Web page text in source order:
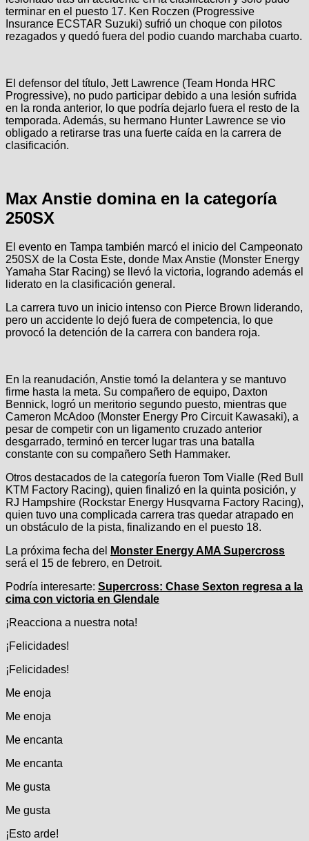
terminar en el puesto 17. Ken Roczen (Progressive
Insurance ECSTAR Suzuki) sufrió un choque con pilotos
rezagados y quedó fuera del podio cuando marchaba cuarto.
El defensor del título, Jett Lawrence (Team Honda HRC
Progressive), no pudo participar debido a una lesión sufrida
en la ronda anterior, lo que podría dejarlo fuera el resto de la
temporada. Además, su hermano Hunter Lawrence se vio
obligado a retirarse tras una fuerte caída en la carrera de
clasificación.
Max Anstie domina en la categoría
250SX
El evento en Tampa también marcó el inicio del Campeonato
250SX de la Costa Este, donde Max Anstie (Monster Energy
Yamaha Star Racing) se llevó la victoria, logrando además el
liderato en la clasificación general.
La carrera tuvo un inicio intenso con Pierce Brown liderando,
pero un accidente lo dejó fuera de competencia, lo que
provocó la detención de la carrera con bandera roja.
En la reanudación, Anstie tomó la delantera y se mantuvo
firme hasta la meta. Su compañero de equipo, Daxton
Bennick, logró un meritorio segundo puesto, mientras que
Cameron McAdoo (Monster Energy Pro Circuit Kawasaki), a
pesar de competir con un ligamento cruzado anterior
desgarrado, terminó en tercer lugar tras una batalla
constante con su compañero Seth Hammaker.
Otros destacados de la categoría fueron Tom Vialle (Red Bull
KTM Factory Racing), quien finalizó en la quinta posición, y
RJ Hampshire (Rockstar Energy Husqvarna Factory Racing),
quien tuvo una complicada carrera tras quedar atrapado en
un obstáculo de la pista, finalizando en el puesto 18.
La próxima fecha del
Monster Energy AMA Supercross
será el 15 de febrero, en Detroit.
Podría interesarte: Supercross: Chase Sexton regresa a la
cima con victoria en Glendale
¡Reacciona a nuestra nota!
¡Felicidades!
¡Felicidades!
Me enoja
Me enoja
Me encanta
Me encanta
Me gusta
Me gusta
¡Esto arde!